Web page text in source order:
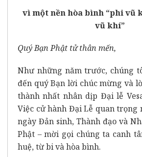
vì một nền hòa bình “phi vũ
vũ khí”
Quý Bạn Phật tử thân mến,
Như những năm trước, chúng
đến quý Bạn lời chúc mừng và
thành nhất nhân dịp Đại lễ
Việc cử hành Đại Lễ quan trọng
ngày Đản sinh, Thành đạo và
Phật – mời gọi chúng ta canh
huệ, từ bi và hòa bình.